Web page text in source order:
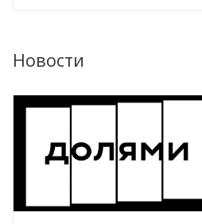
Новости